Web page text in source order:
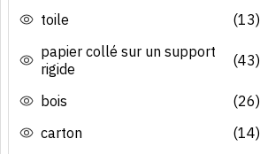
toile
(13)
papier collé sur un support
rigide
(43)
bois
(26)
carton
(14)